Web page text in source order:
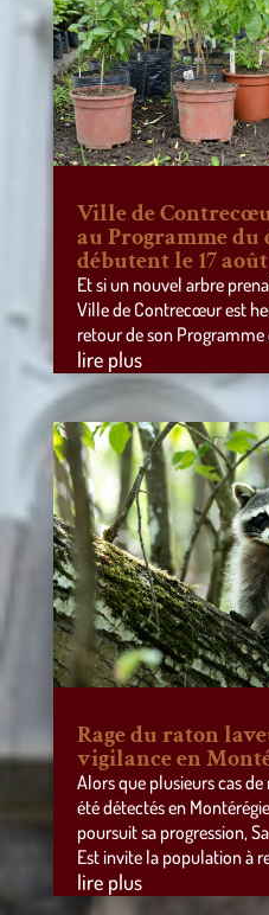
Ville de
au Programme du
débutent le 17 août
Et si un nouvel arbre
Ville de Contrecœur est
retour de son Programme
lire plus
Rage du raton
vigilance en
Alors que plusieurs cas
été détectés en
poursuit sa progression,
Est invite la population à
lire plus